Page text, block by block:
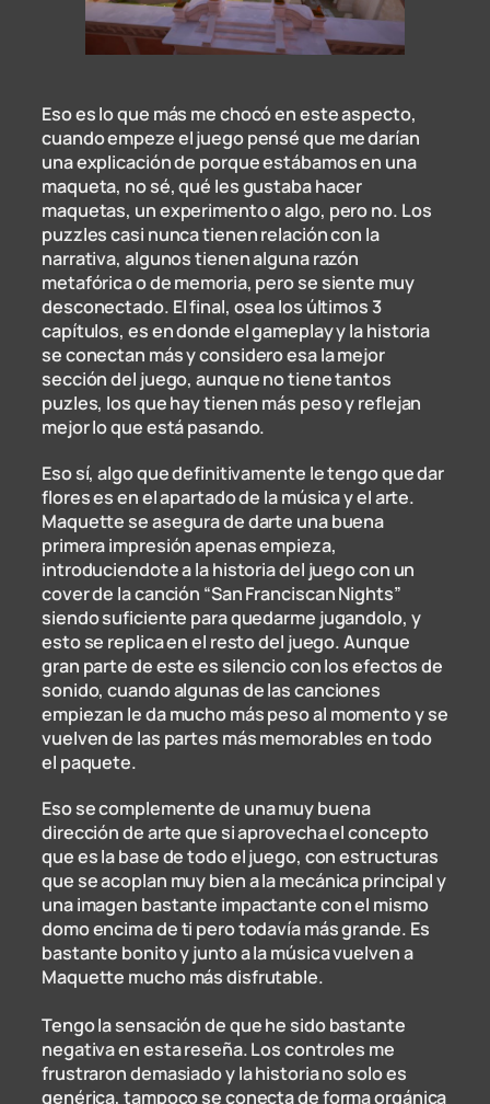
Eso es lo que más me chocó en este aspecto,
cuando empeze el juego pensé que me darían
una explicación de porque estábamos en una
maqueta, no sé, qué les gustaba hacer
maquetas, un experimento o algo, pero no. Los
puzzles casi nunca tienen relación con la
narrativa, algunos tienen alguna razón
metafórica o de memoria, pero se siente muy
desconectado. El final, osea los últimos 3
capítulos, es en donde el gameplay y la historia
se conectan más y considero esa la mejor
sección del juego, aunque no tiene tantos
puzles, los que hay tienen más peso y reflejan
mejor lo que está pasando.
Eso sí, algo que definitivamente le tengo que dar
flores es en el apartado de la música y el arte.
Maquette se asegura de darte una buena
primera impresión apenas empieza,
introduciendote a la historia del juego con un
cover de la canción “San Franciscan Nights”
siendo suficiente para quedarme jugandolo, y
esto se replica en el resto del juego. Aunque
gran parte de este es silencio con los efectos de
sonido, cuando algunas de las canciones
empiezan le da mucho más peso al momento y se
vuelven de las partes más memorables en todo
el paquete.
Eso se complemente de una muy buena
dirección de arte que si aprovecha el concepto
que es la base de todo el juego, con estructuras
que se acoplan muy bien a la mecánica principal y
una imagen bastante impactante con el mismo
domo encima de ti pero todavía más grande. Es
bastante bonito y junto a la música vuelven a
Maquette mucho más disfrutable.
Tengo la sensación de que he sido bastante
negativa en esta reseña. Los controles me
frustraron demasiado y la historia no solo es
genérica, tampoco se conecta de forma orgánica